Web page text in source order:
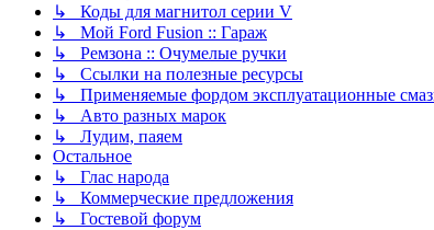
↳ Коды для магнитол серии V
↳ Мой Ford Fusion :: Гараж
↳ Ремзона :: Очумелые ручки
↳ Ссылки на полезные ресурсы
↳ Применяемые фордом эксплуатационные
↳ Авто разных марок
↳ Лудим, паяем
Остальное
↳ Глас народа
↳ Коммерческие предложения
↳ Гостевой форум